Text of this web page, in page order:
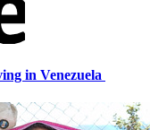
in Venezuela